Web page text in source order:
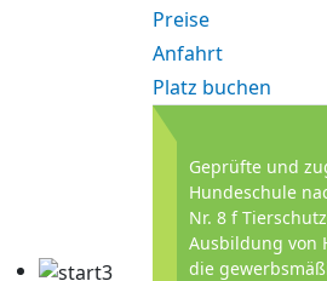
Preise
Anfahrt
Platz buchen
Geprüfte und
Hundeschule
Nr. 8 f
Ausbildung von
die